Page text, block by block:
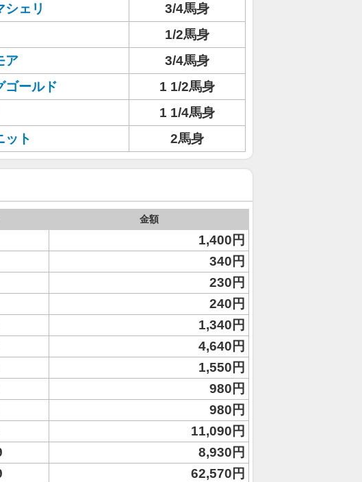
シェリ
3/4馬身
1/2馬身
ア
3/4馬身
ゴールド
1 1/2馬身
1 1/4馬身
ット 2馬身
金額
1,400円
340円
230円
240円
1,340円
4,640円
1,550円
980円
980円
11,090円
8,930円
62,570円